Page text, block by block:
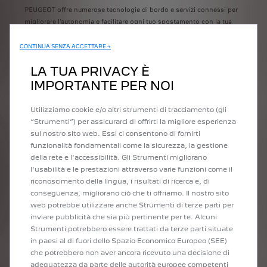
PEUGEOT offre numerose tecnologie di bordo e servizi connessi per
migliorare l'autonomia e facilitare ogni tuo spostamento con la tua
Modalità Eco-drive
Frenata rigenerativa
App Free2move Charge
SCOPRI DI PIU' SULL’AUTONOMIA
TUTTO IL MEGLIO
DI DUE TECNOLOGIE
DIVERSE
Con un'auto Plug-In Hybrid PEUGEOT benefici di tutta la
flessibilità e la versatilità di cui hai bisogno ogni giorno.
CONTINUA SENZA ACCETTARE →
LA TUA PRIVACY È
IMPORTANTE PER NOI
Utilizziamo cookie e/o altri strumenti di tracciamento (gli
“Strumenti”) per assicurarci di offrirti la migliore esperienza
sul nostro sito web. Essi ci consentono di fornirti
funzionalità fondamentali come la sicurezza, la gestione
della rete e l'accessibilità. Gli Strumenti migliorano
l'usabilità e le prestazioni attraverso varie funzioni come il
riconoscimento della lingua, i risultati di ricerca e, di
conseguenza, migliorano ciò che ti offriamo. Il nostro sito
web potrebbe utilizzare anche Strumenti di terze parti per
inviare pubblicità che sia più pertinente per te. Alcuni
Strumenti potrebbero essere trattati da terze parti situate
in paesi al di fuori dello Spazio Economico Europeo (SEE)
che potrebbero non aver ancora ricevuto una decisione di
adeguatezza da parte delle autorità europee competenti